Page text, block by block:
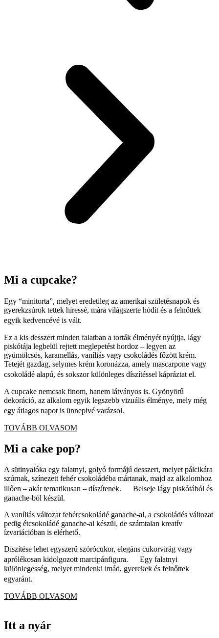
Mi a cupcake?
Egy “minitorta”, melyet eredetileg az amerikai születésnapok és
gyerekzsúrok tettek híressé, mára világszerte hódít és a felnőttek
egyik kedvencévé is vált.
Ez a kis desszert minden falatban a torták élményét nyújtja, lágy
piskótája legbelül rejtett meglepetést hordoz – legyen az
gyümölcsös, karamellás, vaníliás vagy csokoládés főzött krém.
Tetejét gazdag, selymes krém koronázza, amely mascarpone vagy
csokoládé alapú, és sokszor különleges díszítéssel kápráztat el.
A cupcake nemcsak finom, hanem látványos is. Gyönyörű
dekoráció, az alkalom egyik legszebb vizuális élménye, mely még
egy átlagos napot is ünnepivé varázsol.
TOVÁBB OLVASOM
Mi a cake pop?
A sütinyalóka egy falatnyi, golyó formájú desszert, melyet pálcikára
szúrnak, színezett fehér csokoládéba mártanak, majd az alkalomhoz
illően – akár tematikusan – díszítenek. Belseje lágy piskótából és
ganache-ból készül.
A vaníliás változat fehércsokoládé ganache-al, a csokoládés változat
pedig étcsokoládé ganache-al készül, de számtalan kreatív
ízvariációban is elérhető.
Díszítése lehet egyszerű szórócukor, elegáns cukorvirág vagy
aprólékosan kidolgozott marcipánfigura. Egy falatnyi
különlegesség, melyet mindenki imád, gyerekek és felnőttek
egyaránt.
TOVÁBB OLVASOM
Itt a nyár